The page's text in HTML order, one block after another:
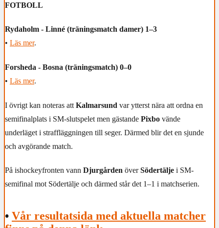
FOTBOLL
Rydaholm - Linné (träningsmatch damer) 1–3
• Läs mer.
Forsheda - Bosna (träningsmatch) 0–0
• Läs mer.
I övrigt kan noteras att Kalmarsund var ytterst nära att ordna en
semifinalplats i SM-slutspelet men gästande Pixbo vände
underläget i straffläggningen till seger. Därmed blir det en sjunde
och avgörande match.
På ishockeyfronten vann Djurgården överSödertälje i SM-
semifinal mot Södertälje och därmed står det 1–1 i matchserien.
• Vår resultatsida med aktuella matcher